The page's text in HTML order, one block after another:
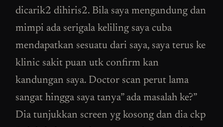
dicarik2 dihiris2. Bila saya mengandung dan
mimpi ada serigala keliling saya cuba
mendapatkan sesuatu dari saya, saya terus ke
klinic sakit puan utk confirm kan
kandungan saya. Doctor scan perut lama
sangat hingga saya tanya” ada masalah ke?”
Dia tunjukkan screen yg kosong dan dia ckp